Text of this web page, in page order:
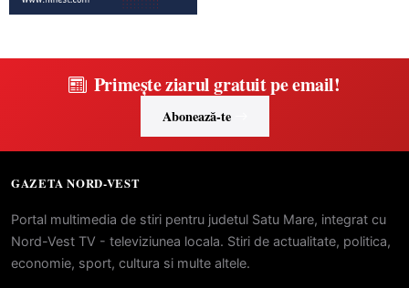
Primește ziarul gratuit pe email!
Abonează-te
GAZETA NORD-VEST
Portal multimedia de stiri pentru judetul Satu Mare, integrat cu
Nord-Vest TV - televiziunea locala. Stiri de actualitate, politica,
economie, sport, cultura si multe altele.